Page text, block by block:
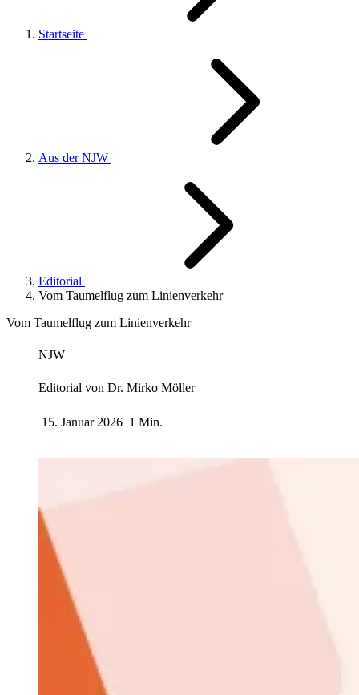
Startseite
Aus der NJW
Editorial
Vom Taumelflug zum Linienverkehr
Vom Taumelflug zum Linienverkehr
NJW
Editorial von Dr. Mirko Möller
15. Januar 2026 1 Min.